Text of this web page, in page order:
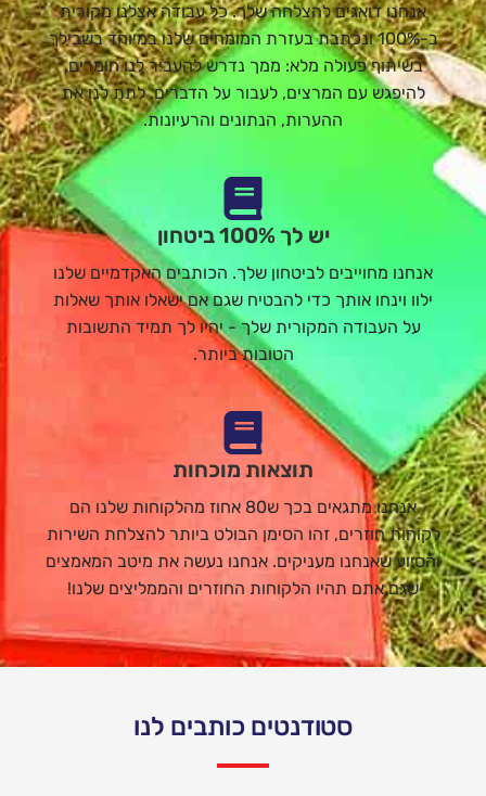
אנחנו דואגים להצלחה שלך. כל עבודה אצלנו מקורית
ב-100% ונכתבת בעזרת המומחים שלנו במיוחד בשבילך
בשיתוף פעולה מלא: ממך נדרש להעביר לנו חומרים,
להיפגש עם המרצים, לעבור על הדברים, לתת לנו את
ההערות, הנתונים והרעיונות.
יש לך 100% ביטחון
אנחנו מחוייבים לביטחון שלך. הכותבים האקדמיים שלנו
ילוו וינחו אותך כדי להבטיח שגם אם ישאלו אותך שאלות
על העבודה המקורית שלך - יהיו לך תמיד התשובות
הטובות ביותר.
תוצאות מוכחות
אנחנו מתגאים בכך ש80 אחוז מהלקוחות שלנו הם
לקוחות חוזרים, זהו הסימן הבולט ביותר להצלחת השירות
והסיוע שאנחנו מעניקים. אנחנו נעשה את מיטב המאמצים
שגם אתם תהיו הלקוחות החוזרים והממליצים שלנו!
סטודנטים כותבים לנו